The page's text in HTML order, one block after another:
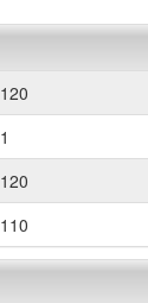
120
1
120
110